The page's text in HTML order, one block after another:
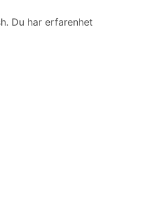
Du har erfarenhet